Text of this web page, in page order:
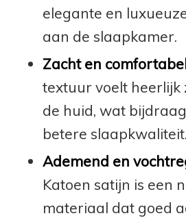
elegante en
aan de slaapkamer.
Zacht en
textuur voelt heerlijk
de huid, wat
betere slaapkwaliteit.
Ademend en
Katoen satijn is een
materiaal dat goed